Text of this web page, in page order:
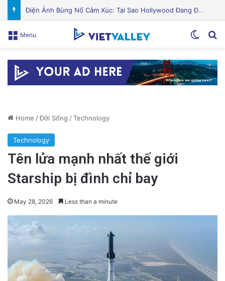
Puerto Rico Bắt Đầu Cắt Giảm Nước Giữa Cuộc Khủng Hoảng Hạn Hán: “Thật Khắc Nghiệt”
Menu
Home /Đời Sống /Technology
Technology
Tên lửa mạnh nhất thế giới
Starship bị đình chỉ bay
May 28, 2026 Less than a minute